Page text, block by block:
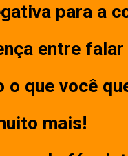
para a
entre falar
o que você
mais!